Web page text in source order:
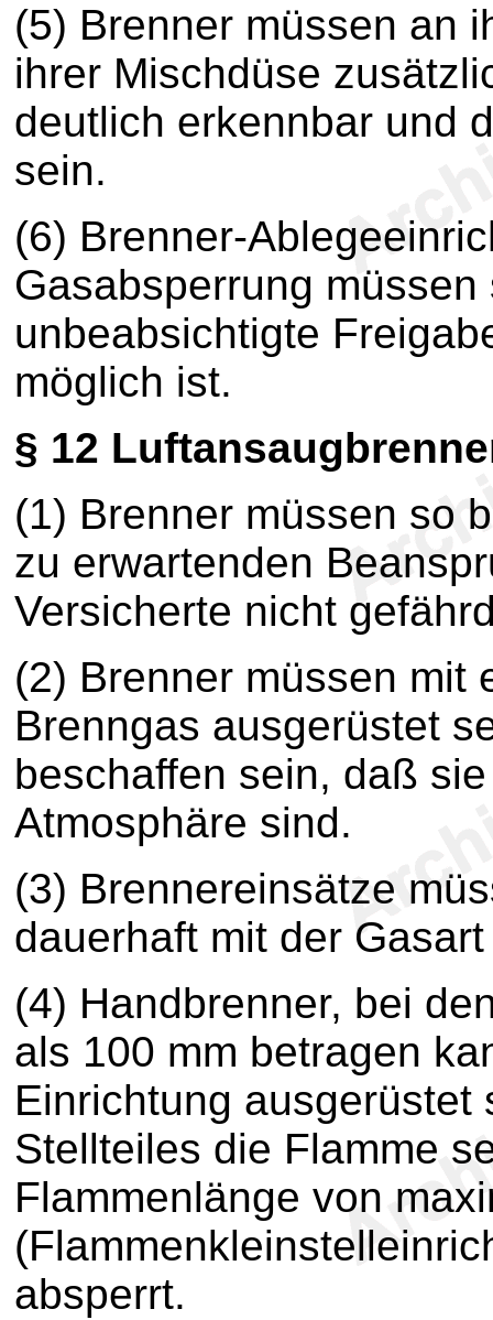
(5) Brenner müssen an
ihrer Mischdüse
deutlich erkennbar und
sein.
(6) Brenner-
Gasabsperrung
unbeabsichtigte
möglich ist.
§ 12
(1) Brenner müssen so
zu erwartenden
Versicherte nicht
(2) Brenner müssen mit
Brenngas ausgerüstet
beschaffen sein, daß
Atmosphäre sind.
(3) Brennereinsätze
dauerhaft mit der
(4) Handbrenner, bei
als 100 mm betragen
Einrichtung
Stellteiles die Flamme
Flammenlänge von
absperrt.